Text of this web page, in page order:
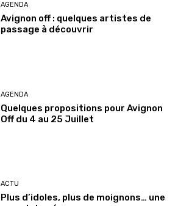
AGENDA
Avignon off : quelques artistes de
passage à découvrir
AGENDA
Quelques propositions pour Avignon
Off du 4 au 25 Juillet
ACTU
Plus d’idoles, plus de moignons… une